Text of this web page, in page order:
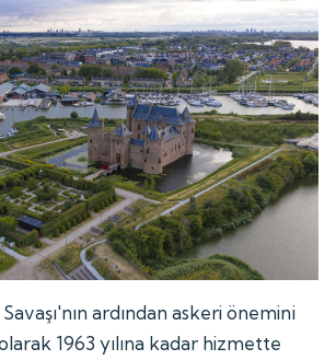
ardından askeri önemini
1963 yılına kadar hizmette